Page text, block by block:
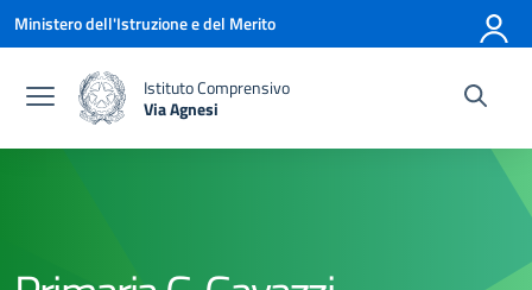
Vai ai contenuti
Vai al menu di navigazione
Vai al footer
Ministero dell'Istruzione e del Merito
Istituto Comprensivo
Via Agnesi
— Visita la pagina iniziale della scuola